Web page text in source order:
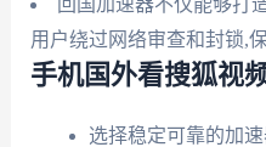
用户绕过网络审查和封锁,
手机国外看搜狐视
选择稳定可靠的加